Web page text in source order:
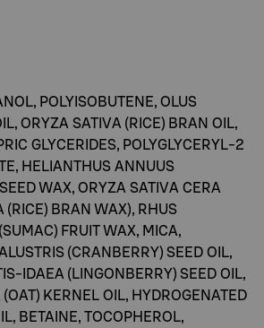
POLYISOBUTENE, OLUS
ORYZA SATIVA (RICE) BRAN OIL,
GLYCERIDES, POLYGLYCERYL-2
HELIANTHUS ANNUUS
WAX, ORYZA SATIVA CERA
(RICE) BRAN WAX), RHUS
FRUIT WAX, MICA,
(CRANBERRY) SEED OIL,
IDAEA (LINGONBERRY) SEED OIL,
KERNEL OIL, HYDROGENATED
BETAINE, TOCOPHEROL,